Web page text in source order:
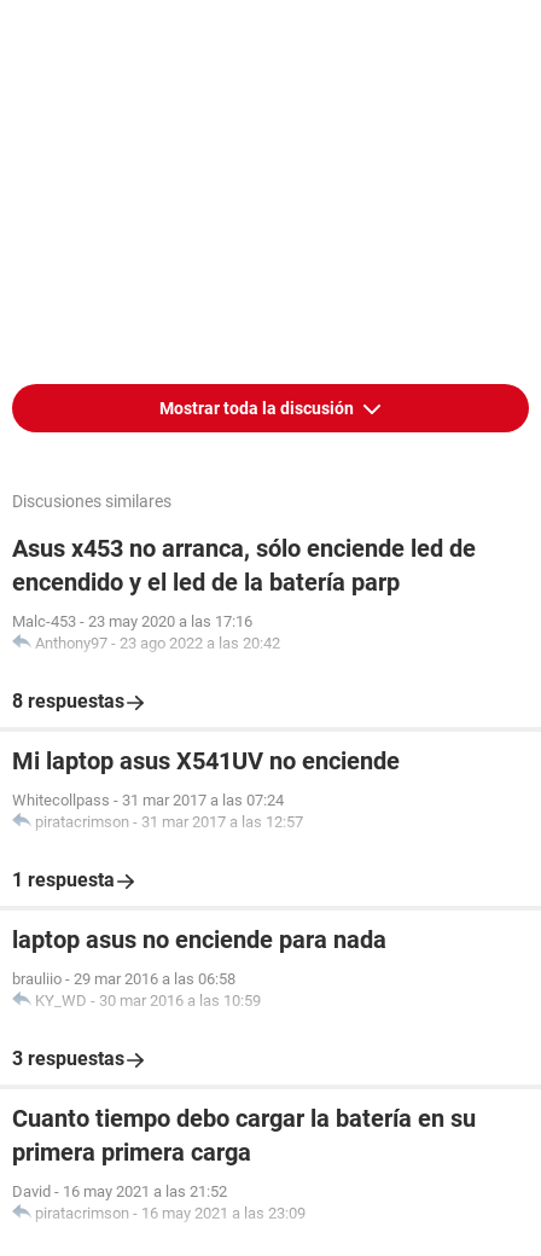
Mostrar toda la discusión
Discusiones similares
Asus x453 no arranca, sólo enciende led de
encendido y el led de la batería parp
Malc-453 - 23 may 2020 a las 17:16
Anthony97 - 23 ago 2022 a las 20:42
8 respuestas
Mi laptop asus X541UV no enciende
Whitecollpass - 31 mar 2017 a las 07:24
piratacrimson - 31 mar 2017 a las 12:57
1 respuesta
laptop asus no enciende para nada
brauliio - 29 mar 2016 a las 06:58
KY_WD - 30 mar 2016 a las 10:59
3 respuestas
Cuanto tiempo debo cargar la batería en su
primera primera carga
David - 16 may 2021 a las 21:52
piratacrimson - 16 may 2021 a las 23:09